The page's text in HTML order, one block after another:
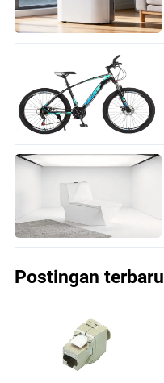
Postingan terbaru